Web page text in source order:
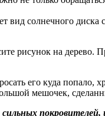
вид солнечного
рисунок на
его куда
мешочек,